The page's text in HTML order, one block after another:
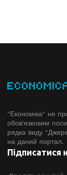
"Економіка" не
обов'язковим
рядка виду
на даний портал.
Підписатися